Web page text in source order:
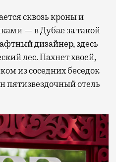
сквозь кроны и
— в Дубае за такой
дизайнер, здесь
лес. Пахнет хвоей,
из соседних беседок
пятизвездочный отель